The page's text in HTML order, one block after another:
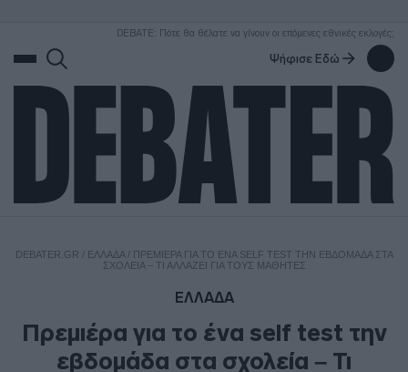
DEBATE: Πότε θα θέλατε να γίνουν οι επόμενες εθνικές εκλογές;
Ψήφισε Εδώ
DEBATER.GR / ΕΛΛΑΔΑ/ ΠΡΕΜΙΈΡΑ ΓΙΑ ΤΟ ΈΝΑ SELF TEST ΤΗΝ ΕΒΔΟΜΆΔΑ ΣΤΑ
ΣΧΟΛΕΊΑ – ΤΙ ΑΛΛΆΖΕΙ ΓΙΑ ΤΟΥΣ ΜΑΘΗΤΈΣ
ΕΛΛΑΔΑ
Πρεμιέρα για το ένα self test την
εβδομάδα στα σχολεία – Τι